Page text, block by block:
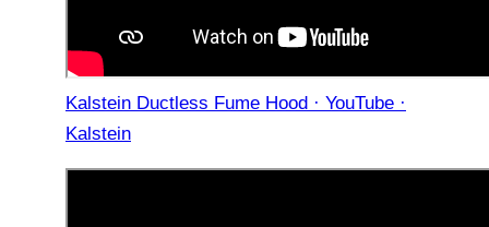
Kalstein Ductless Fume Hood · YouTube ·
Kalstein